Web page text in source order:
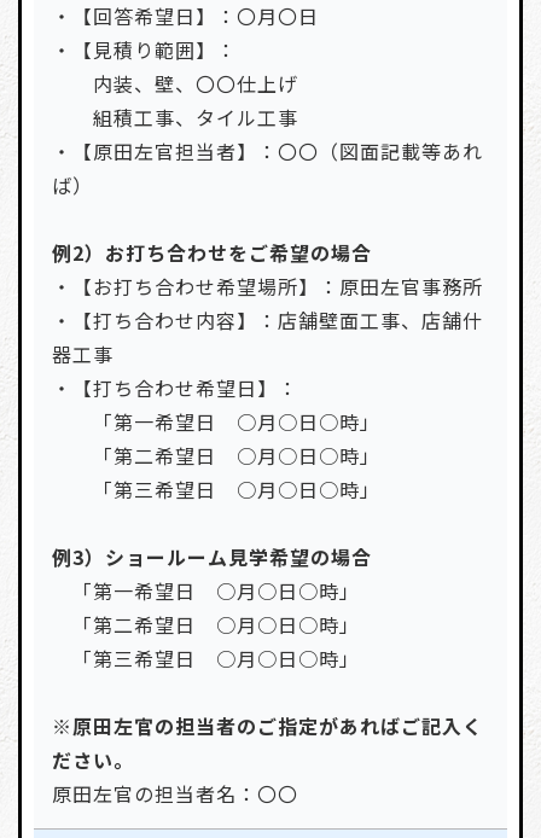
・【回答希望日】：〇月〇日
・【見積り範囲】：
内装、壁、〇〇仕上げ
組積工事、タイル工事
・【原田左官担当者】：〇〇（図面記載等あれ
ば）
例2）お打ち合わせをご希望の場合
・【お打ち合わせ希望場所】：原田左官事務所
・【打ち合わせ内容】：店舗壁面工事、店舗什
器工事
・【打ち合わせ希望日】：
「第一希望日 ○月○日○時」
「第二希望日 ○月○日○時」
「第三希望日 ○月○日○時」
例3）ショールーム見学希望の場合
「第一希望日 ○月○日○時」
「第二希望日 ○月○日○時」
「第三希望日 ○月○日○時」
※原田左官の担当者のご指定があればご記入く
ださい。
原田左官の担当者名：〇〇